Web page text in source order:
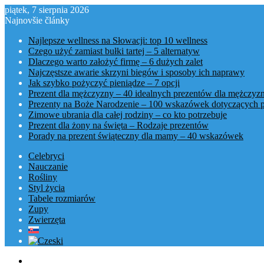
piątek, 7 sierpnia 2026
Najnovšie články
Najlepsze wellness na Słowacji: top 10 wellness
Czego użyć zamiast bułki tartej – 5 alternatyw
Dlaczego warto założyć firmę – 6 dużych zalet
Najczęstsze awarie skrzyni biegów i sposoby ich naprawy
Jak szybko pożyczyć pieniądze – 7 opcji
Prezent dla mężczyzny – 40 idealnych prezentów dla
Prezenty na Boże Narodzenie – 100 wskazówek dotyczących
Zimowe ubrania dla całej rodziny – co kto potrzebuje
Prezent dla żony na święta – Rodzaje prezentów
Porady na prezent świąteczny dla mamy – 40 wskazówek
Celebryci
Nauczanie
Rośliny
Styl życia
Tabele rozmiarów
Zupy
Zwierzęta